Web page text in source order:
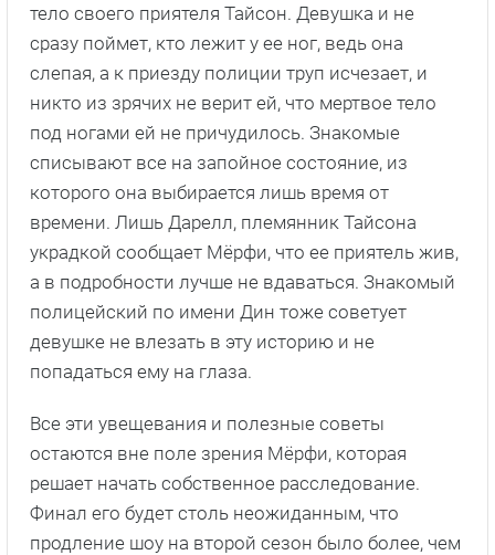
тело своего приятеля Тайсон. Девушка и не
сразу поймет, кто лежит у ее ног, ведь она
слепая, а к приезду полиции труп исчезает, и
никто из зрячих не верит ей, что мертвое тело
под ногами ей не причудилось. Знакомые
списывают все на запойное состояние, из
которого она выбирается лишь время от
времени. Лишь Дарелл, племянник Тайсона
украдкой сообщает Мёрфи, что ее приятель жив,
а в подробности лучше не вдаваться. Знакомый
полицейский по имени Дин тоже советует
девушке не влезать в эту историю и не
попадаться ему на глаза.
Все эти увещевания и полезные советы
остаются вне поле зрения Мёрфи, которая
решает начать собственное расследование.
Финал его будет столь неожиданным, что
продление шоу на второй сезон было более, чем